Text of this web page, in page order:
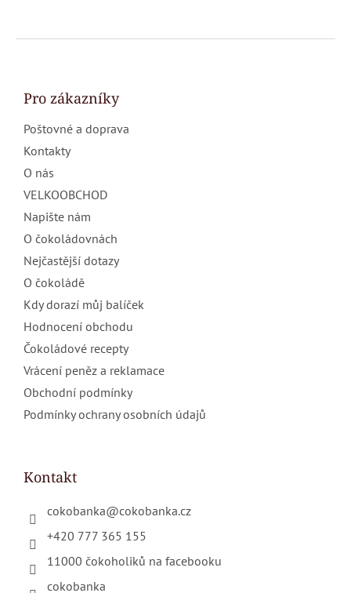
Z
Pro zákazníky
Poštovné a doprava
Kontakty
O nás
VELKOOBCHOD
Napište nám
O čokoládovnách
Nejčastější dotazy
O čokoládě
Kdy dorazí můj balíček
Hodnocení obchodu
Čokoládové recepty
Vrácení peněz a reklamace
Obchodní podmínky
Podmínky ochrany osobních údajů
Kontakt
cokobanka@cokobanka.cz
+420 777 365 155
11000 čokoholiků na facebooku
cokobanka